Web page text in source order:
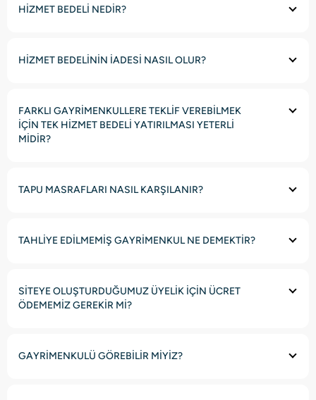
HİZMET BEDELİ NEDİR?
HİZMET BEDELİNİN İADESİ NASIL OLUR?
FARKLI GAYRİMENKULLERE TEKLİF VEREBİLMEK
İÇİN TEK HİZMET BEDELİ YATIRILMASI YETERLİ
MİDİR?
TAPU MASRAFLARI NASIL KARŞILANIR?
TAHLİYE EDİLMEMİŞ GAYRİMENKUL NE DEMEKTİR?
SİTEYE OLUŞTURDUĞUMUZ ÜYELİK İÇİN ÜCRET
ÖDEMEMİZ GEREKİR Mİ?
GAYRİMENKULÜ GÖREBİLİR MİYİZ?